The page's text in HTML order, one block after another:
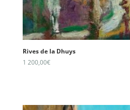
Rives de la Dhuys
1 200,00€